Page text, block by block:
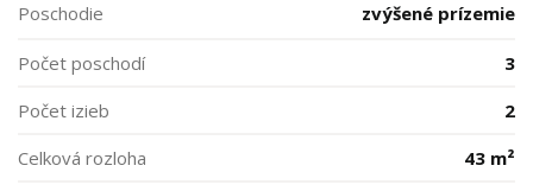
Poschodie zvýšené prízemie
Počet poschodí
3
Počet izieb
2
Celková rozloha
43 m²